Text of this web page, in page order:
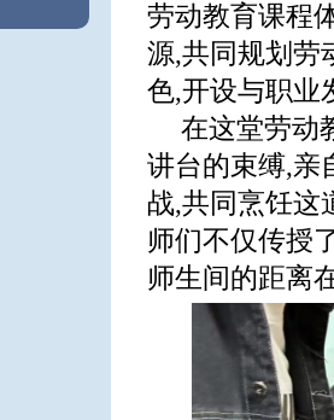
劳动教育课程
源,共同规划劳
色,开设与职业
在这堂劳动
讲台的束缚,亲
战,共同烹饪
师们不仅传授
师生间的距离